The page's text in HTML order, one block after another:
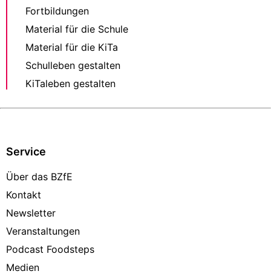
Fortbildungen
Material für die Schule
Material für die KiTa
Schulleben gestalten
KiTaleben gestalten
Service
Über das BZfE
Kontakt
Newsletter
Veranstaltungen
Podcast Foodsteps
Medien